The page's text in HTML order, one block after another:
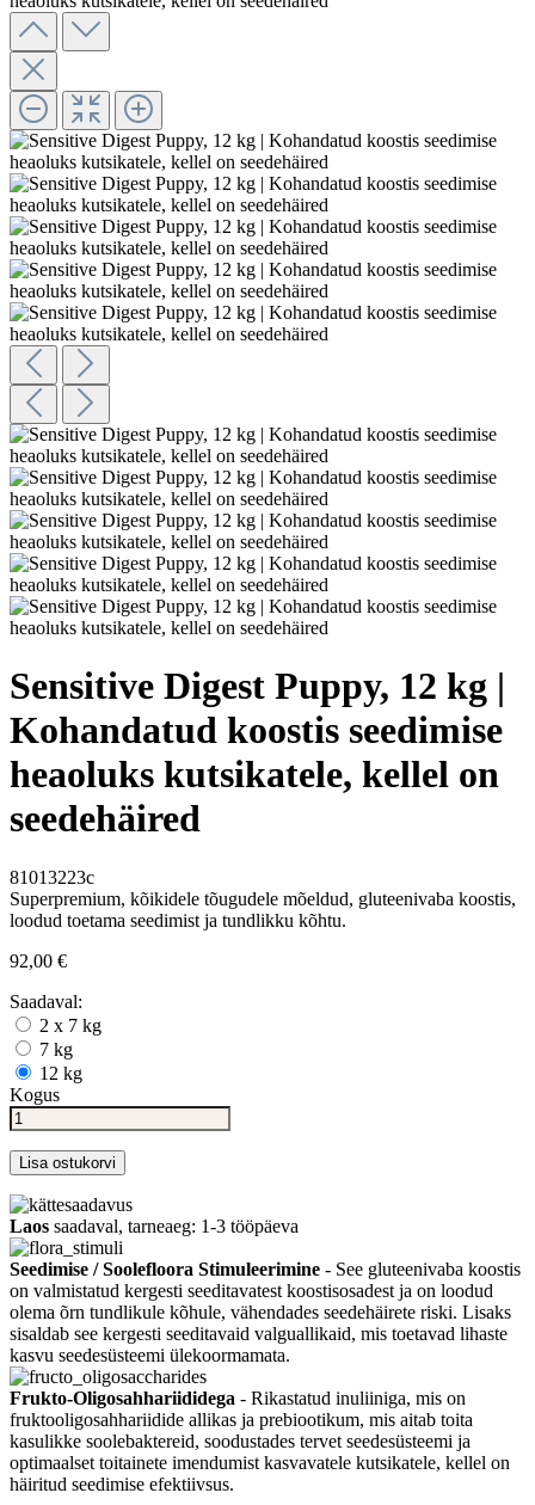
Sensitive Digest Puppy, 12 kg |
Kohandatud koostis seedimise
heaoluks kutsikatele, kellel on
seedehäired
81013223c
Superpremium, kõikidele tõugudele mõeldud, gluteenivaba koostis,
loodud toetama seedimist ja tundlikku kõhtu.
92,00 €
Saadaval:
2 x 7 kg
7 kg
12 kg
Kogus
Lisa ostukorvi
Laos saadaval, tarneaeg: 1-3 tööpäeva
Seedimise / Soolefloora Stimuleerimine - See gluteenivaba koostis
on valmistatud kergesti seeditavatest koostisosadest ja on loodud
olema õrn tundlikule kõhule, vähendades seedehäirete riski. Lisaks
sisaldab see kergesti seeditavaid valguallikaid, mis toetavad lihaste
kasvu seedesüsteemi ülekoormamata.
Frukto-Oligosahhariididega - Rikastatud inuliiniga, mis on
fruktooligosahhariidide allikas ja prebiootikum, mis aitab toita
kasulikke soolebaktereid, soodustades tervet seedesüsteemi ja
optimaalset toitainete imendumist kasvavatele kutsikatele, kellel on
häiritud seedimise efektiivsus.